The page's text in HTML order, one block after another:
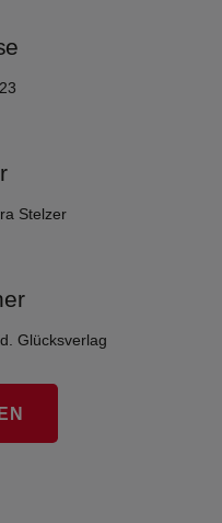
Stelzer
Glücksverlag